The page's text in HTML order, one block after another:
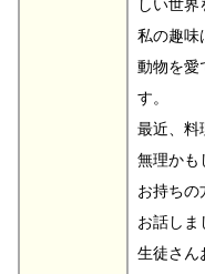
しい世界
私の趣味
動物を愛
す。
最近、料
無理かも
お持ちの
お話しま
生徒さん